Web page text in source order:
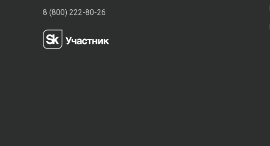
8 (800) 222-80-26